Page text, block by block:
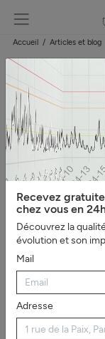
Accueil Articles et blog
Blog : guide
Catégories
#Tout afficher
négatifs
#L'essentiel
de l'air
#Asthme et
allergies
bactéries et
productivité au travail
Recevez
chez vous en
Découvrez la
évolution et son
Mail
Adresse